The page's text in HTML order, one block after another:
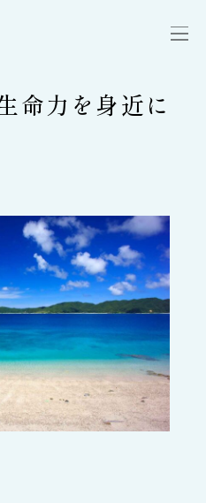
命力を身近に